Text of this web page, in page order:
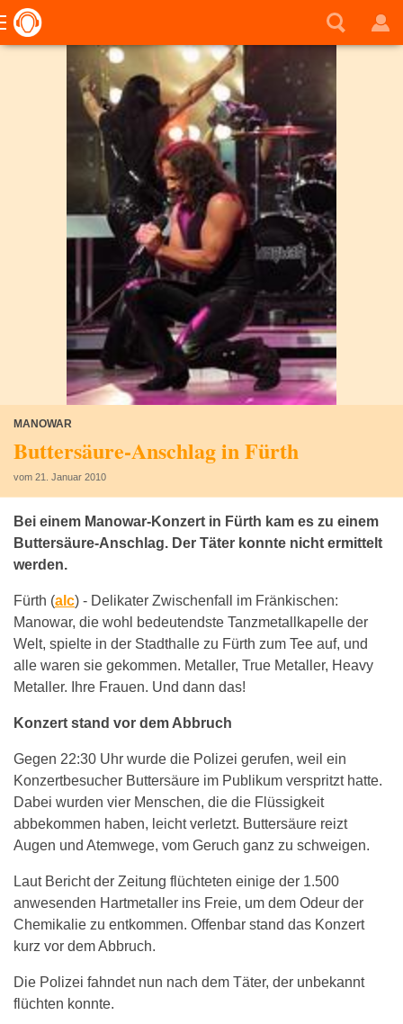
MANOWAR
Buttersäure-Anschlag in Fürth
vom 21. Januar 2010
Bei einem Manowar-Konzert in Fürth kam es zu einem
Buttersäure-Anschlag. Der Täter konnte nicht ermittelt
werden.
Fürth (alc) - Delikater Zwischenfall im Fränkischen:
Manowar, die wohl bedeutendste Tanzmetallkapelle der
Welt, spielte in der Stadthalle zu Fürth zum Tee auf, und
alle waren sie gekommen. Metaller, True Metaller, Heavy
Metaller. Ihre Frauen. Und dann das!
Konzert stand vor dem Abbruch
Gegen 22:30 Uhr wurde die Polizei gerufen, weil ein
Konzertbesucher Buttersäure im Publikum verspritzt hatte.
Dabei wurden vier Menschen, die die Flüssigkeit
abbekommen haben, leicht verletzt. Buttersäure reizt
Augen und Atemwege, vom Geruch ganz zu schweigen.
Laut Bericht der Zeitung flüchteten einige der 1.500
anwesenden Hartmetaller ins Freie, um dem Odeur der
Chemikalie zu entkommen. Offenbar stand das Konzert
kurz vor dem Abbruch.
Die Polizei fahndet nun nach dem Täter, der unbekannt
flüchten konnte.